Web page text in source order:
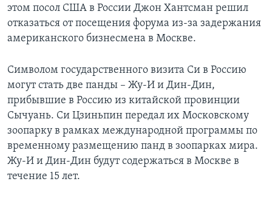
этом посол США в России Джон Хантсман решил
отказаться от посещения форума из-за задержания
американского бизнесмена в Москве.
Символом государственного визита Си в Россию
могут стать две панды – Жу-И и Дин-Дин,
прибывшие в Россию из китайской провинции
Сычуань. Си Цзиньпин передал их Московскому
зоопарку в рамках международной программы по
временному размещению панд в зоопарках мира.
Жу-И и Дин-Дин будут содержаться в Москве в
течение 15 лет.